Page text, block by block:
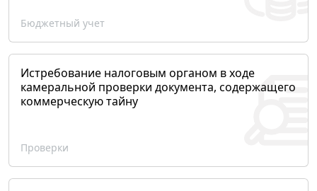
Бюджетный учет
Истребование налоговым органом в ходе
камеральной проверки документа, содержащего
коммерческую тайну
Проверки